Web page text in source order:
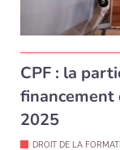
CPF : la
financement
2025
DROIT DE LA